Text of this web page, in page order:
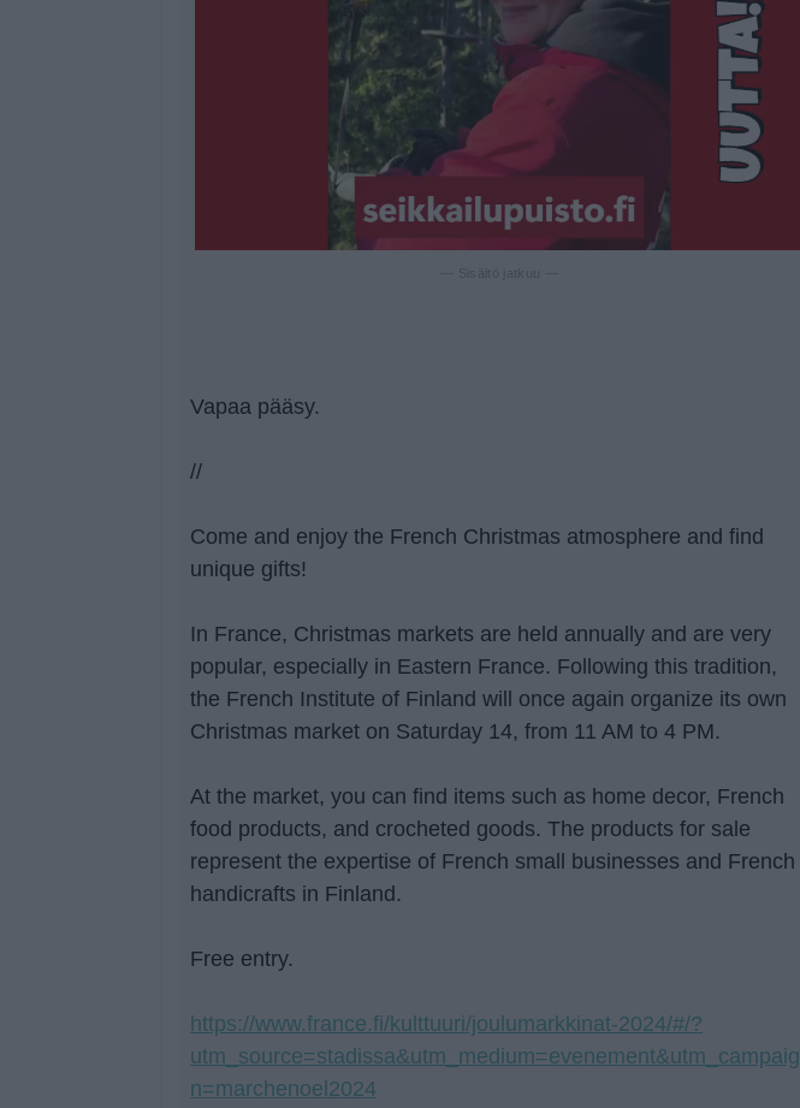
Vapaa pääsy.
//
Come and enjoy the French Christmas atmosphere and find
unique gifts!
In France, Christmas markets are held annually and are very
popular, especially in Eastern France. Following this tradition,
the French Institute of Finland will once again organize its own
Christmas market on Saturday 14, from 11 AM to 4 PM.
At the market, you can find items such as home decor, French
food products, and crocheted goods. The products for sale
represent the expertise of French small businesses and French
handicrafts in Finland.
Free entry.
https://www.france.fi/kulttuuri/joulumarkkinat-2024/#/?
utm_source=stadissa&utm_medium=evenement&utm_campaig
n=marchenoel2024